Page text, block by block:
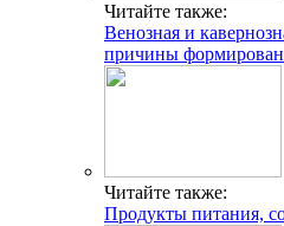
Читайте также:
Венозная и
причины
Читайте также:
Продукты питания,